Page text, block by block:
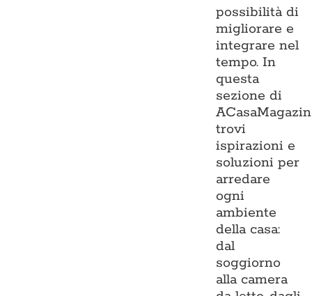
possibilità di
migliorare e
integrare nel
tempo. In
questa
sezione di
trovi
ispirazioni e
soluzioni per
arredare
ogni
ambiente
della casa:
dal
soggiorno
alla camera